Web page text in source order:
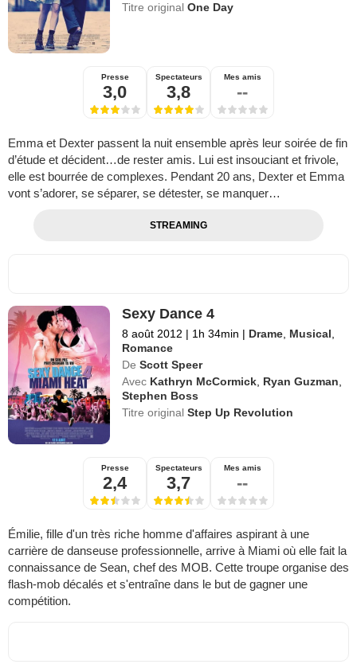
Titre originalOne Day
Presse
3,0
Spectateurs
3,8
Mes amis
--
Emma et Dexter passent la nuit ensemble après leur soirée de fin
d’étude et décident…de rester amis. Lui est insouciant et frivole,
elle est bourrée de complexes. Pendant 20 ans, Dexter et Emma
vont s’adorer, se séparer, se détester, se manquer…
STREAMING
Sexy Dance 4
8 août 2012 | 1h 34min | Drame Musical
Romance
De Scott Speer
Avec Kathryn McCormick Ryan Guzman
Stephen Boss
Titre originalStep Up Revolution
Presse
2,4
Spectateurs
3,7
Mes amis
--
Émilie, fille d'un très riche homme d'affaires aspirant à une
carrière de danseuse professionnelle, arrive à Miami où elle fait la
connaissance de Sean, chef des MOB. Cette troupe organise des
flash-mob décalés et s'entraîne dans le but de gagner une
compétition.